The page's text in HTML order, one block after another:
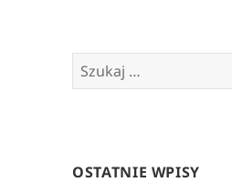
Szukaj:
OSTATNIE WPISY